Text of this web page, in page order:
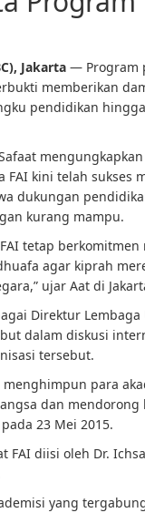
Jakarta — Program
memberikan
pendidikan
FAI kini telah sukses
dukungan
kurang mampu.
FAI tetap
agar kiprah
ujar Aat di
Direktur Lembaga
dalam diskusi
tersebut.
menghimpun para
dan
23 Mei 2015.
FAI diisi oleh Dr.
yang